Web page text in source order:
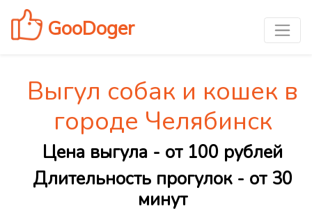
GooDoger
Выгул собак и кошек в
городе Челябинск
Цена выгула - от 100 рублей
Длительность прогулок - от 30
минут